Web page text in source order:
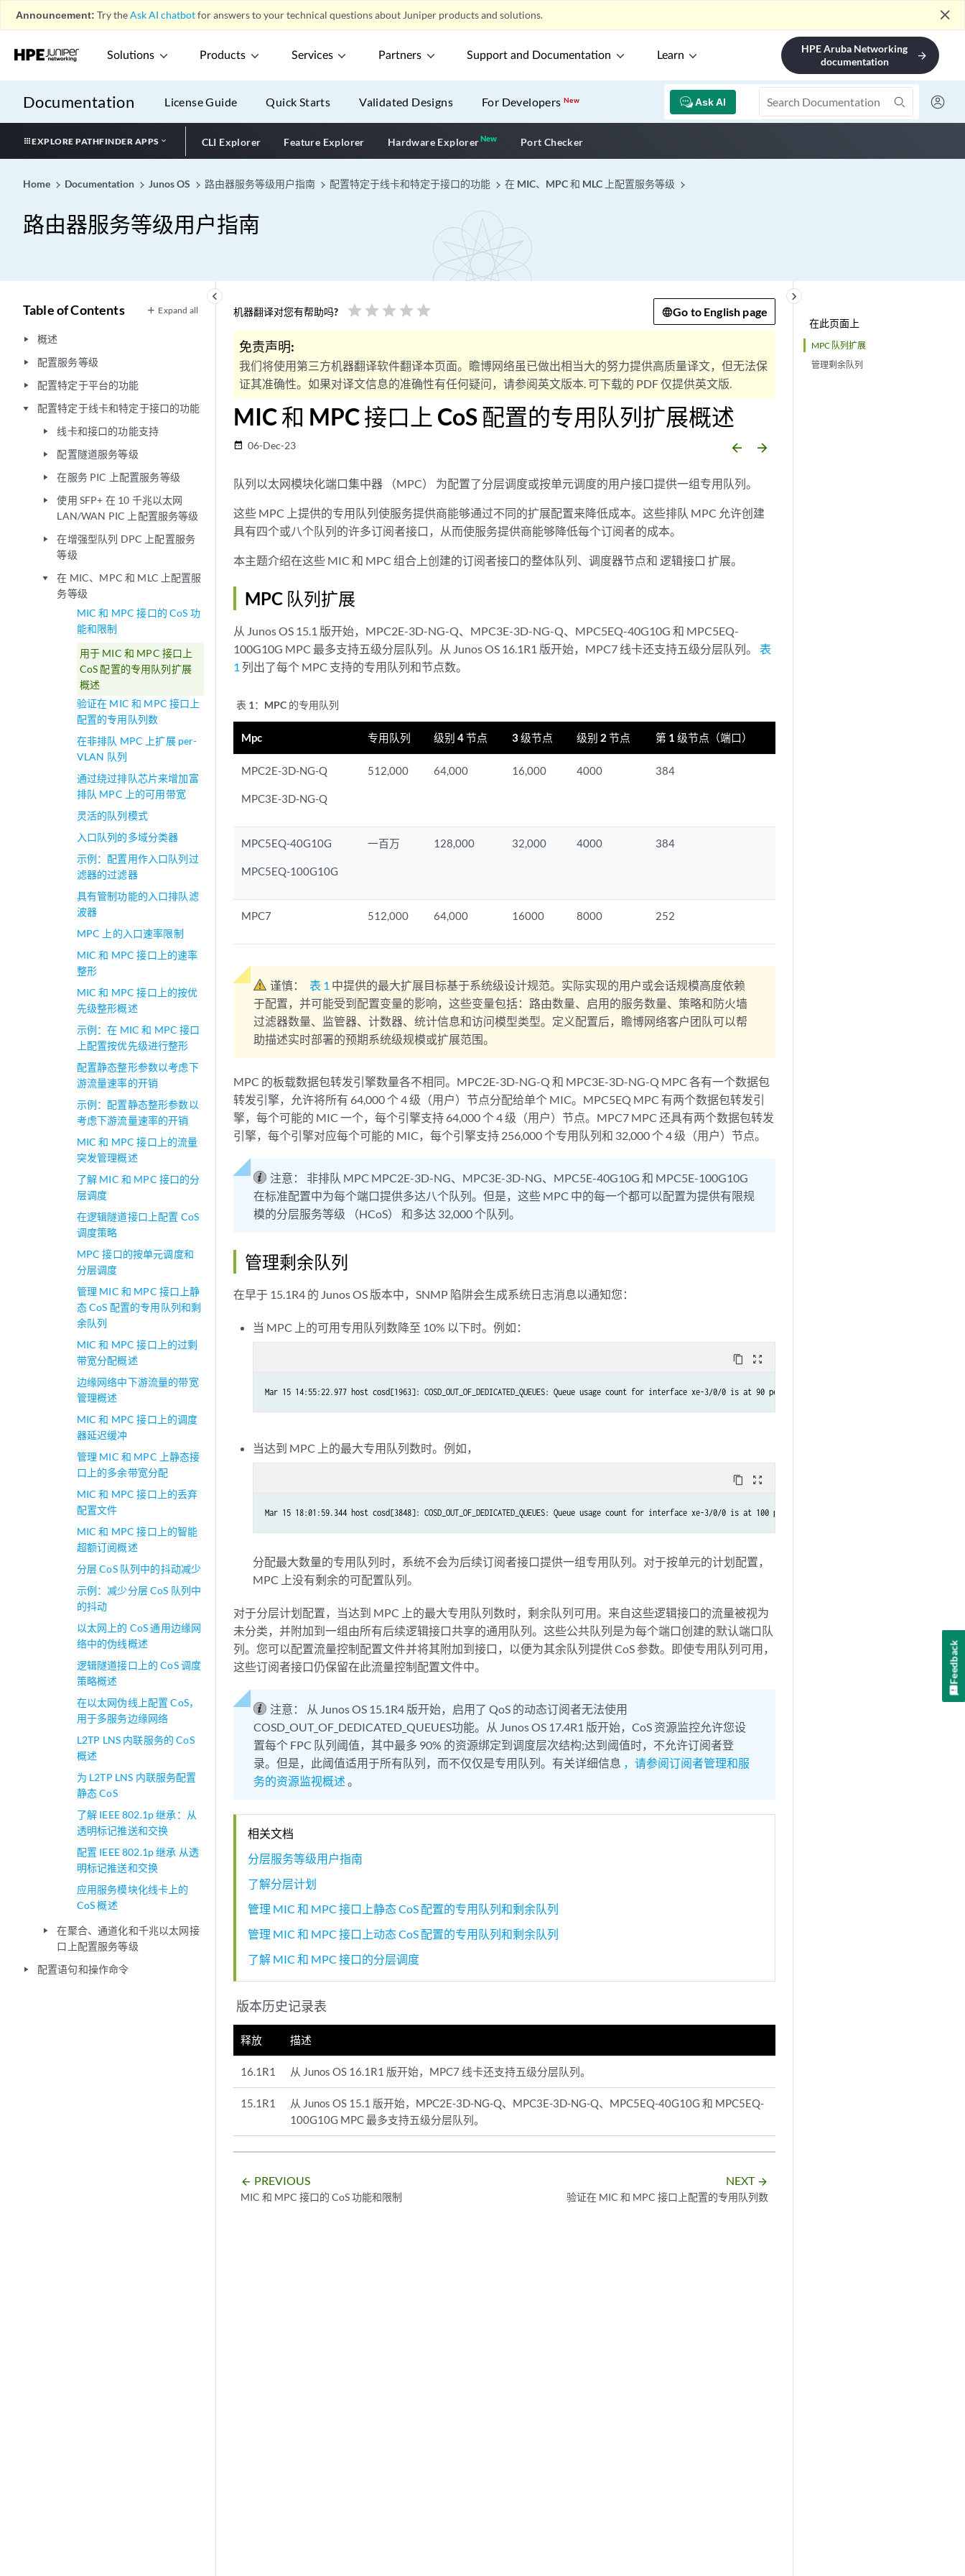
Announcement: Try theAsk AI chatbotfor answers to your technical questions about Juniper products and solutions. close
Solutions Products Services Partners Support and Documentation Learn
HPE Aruba Networking
documentation
arrow_forward
Documentation Ask AI
License Guide Quick Starts Validated Designs For DevelopersNew
EXPLORE PATHFINDER APPS CLI Explorer Feature Explorer Hardware ExplorerNewNew application
Port Checker
Home Documentation Junos OS 路由器服务等级用户指南 配置特定于线卡和特定于接口的功能 在 MIC、MPC 和 MLC 上配置服务等级
路由器服务等级用户指南
keyboard_arrow_left
Table of Contents Expand all
play_arrow 概述
play_arrow 配置服务等级
play_arrow 配置特定于平台的功能
play_arrow 配置特定于线卡和特定于接口的功能
play_arrow 线卡和接口的功能支持
play_arrow 配置隧道服务等级
play_arrow 在服务 PIC 上配置服务等级
play_arrow
使用 SFP+ 在 10 千兆以太网
LAN/WAN PIC 上配置服务等级
play_arrow
在增强型队列 DPC 上配置服务
等级
play_arrow
在 MIC、MPC 和 MLC 上配置服
务等级
MIC 和 MPC 接口的 CoS 功
能和限制
用于 MIC 和 MPC 接口上
CoS 配置的专用队列扩展
概述
验证在 MIC 和 MPC 接口上
配置的专用队列数
在非排队 MPC 上扩展 per-
VLAN 队列
通过绕过排队芯片来增加富
排队 MPC 上的可用带宽
灵活的队列模式
入口队列的多域分类器
示例：配置用作入口队列过
滤器的过滤器
具有管制功能的入口排队滤
波器
MPC 上的入口速率限制
MIC 和 MPC 接口上的速率
整形
MIC 和 MPC 接口上的按优
先级整形概述
示例：在 MIC 和 MPC 接口
上配置按优先级进行整形
配置静态整形参数以考虑下
游流量速率的开销
示例：配置静态整形参数以
考虑下游流量速率的开销
MIC 和 MPC 接口上的流量
突发管理概述
了解 MIC 和 MPC 接口的分
层调度
在逻辑隧道接口上配置 CoS
调度策略
MPC 接口的按单元调度和
分层调度
管理 MIC 和 MPC 接口上静
态 CoS 配置的专用队列和剩
余队列
MIC 和 MPC 接口上的过剩
带宽分配概述
边缘网络中下游流量的带宽
管理概述
MIC 和 MPC 接口上的调度
器延迟缓冲
管理 MIC 和 MPC 上静态接
口上的多余带宽分配
MIC 和 MPC 接口上的丢弃
配置文件
MIC 和 MPC 接口上的智能
超额订阅概述
分层 CoS 队列中的抖动减少
示例：减少分层 CoS 队列中
的抖动
以太网上的 CoS 通用边缘网
络中的伪线概述
逻辑隧道接口上的 CoS 调度
策略概述
在以太网伪线上配置 CoS，
用于多服务边缘网络
L2TP LNS 内联服务的 CoS
概述
为 L2TP LNS 内联服务配置
静态 CoS
了解 IEEE 802.1p 继承：从
透明标记推送和交换
配置 IEEE 802.1p 继承 从透
明标记推送和交换
应用服务模块化线卡上的
CoS 概述
play_arrow
在聚合、通道化和千兆以太网接
口上配置服务等级
play_arrow 配置语句和操作命令
在此页面上
MPC 队列扩展
管理剩余队列
keyboard_arrow_right
机器翻译对您有帮助吗? star star star star star Go to English page
免责声明:
我们将使用第三方机器翻译软件翻译本页面。瞻博网络虽已做出相当大的努力提供高质量译文，但无法保
证其准确性。如果对译文信息的准确性有任何疑问，请参阅英文版本. 可下载的 PDF 仅提供英文版.
MIC 和 MPC 接口上 CoS 配置的专用队列扩展概述
date_range 06-Dec-23 arrow_backward arrow_forward
队列以太网模块化端口集中器 （MPC） 为配置了分层调度或按单元调度的用户接口提供一组专用队列。
这些 MPC 上提供的专用队列使服务提供商能够通过不同的扩展配置来降低成本。这些排队 MPC 允许创建
具有四个或八个队列的许多订阅者接口，从而使服务提供商能够降低每个订阅者的成本。
本主题介绍在这些 MIC 和 MPC 组合上创建的订阅者接口的整体队列、调度器节点和 逻辑接口 扩展。
MPC 队列扩展
从 Junos OS 15.1 版开始，MPC2E-3D-NG-Q、MPC3E-3D-NG-Q、MPC5EQ-40G10G 和 MPC5EQ-
100G10G MPC 最多支持五级分层队列。从 Junos OS 16.1R1 版开始，MPC7 线卡还支持五级分层队列。 表
1 列出了每个 MPC 支持的专用队列和节点数。
表 1： MPC 的专用队列
Mpc 专用队列 级别 4 节点 3 级节点 级别 2 节点 第 1 级节点（端口）
MPC2E-3D-NG-Q
MPC3E-3D-NG-Q
512,000 64,000 16,000 4000 384
MPC5EQ-40G10G
MPC5EQ-100G10G
一百万 128,000 32,000 4000 384
MPC7 512,000 64,000 16000 8000 252
谨慎： 表 1 中提供的最大扩展目标基于系统级设计规范。实际实现的用户或会话规模高度依赖
于配置，并可能受到配置变量的影响，这些变量包括：路由数量、启用的服务数量、策略和防火墙
过滤器数量、监管器、计数器、统计信息和访问模型类型。定义配置后，瞻博网络客户团队可以帮
助描述实时部署的预期系统级规模或扩展范围。
MPC 的板载数据包转发引擎数量各不相同。MPC2E-3D-NG-Q 和 MPC3E-3D-NG-Q MPC 各有一个数据包
转发引擎，允许将所有 64,000 个 4 级（用户）节点分配给单个 MIC。MPC5EQ MPC 有两个数据包转发引
擎，每个可能的 MIC 一个，每个引擎支持 64,000 个 4 级（用户）节点。MPC7 MPC 还具有两个数据包转发
引擎，每个引擎对应每个可能的 MIC，每个引擎支持 256,000 个专用队列和 32,000 个 4 级（用户）节点。
注意：
非排队 MPC MPC2E-3D-NG、MPC3E-3D-NG、MPC5E-40G10G 和 MPC5E-100G10G
在标准配置中为每个端口提供多达八个队列。但是，这些 MPC 中的每一个都可以配置为提供有限规
模的分层服务等级 （HCoS） 和多达 32,000 个队列。
管理剩余队列
在早于 15.1R4 的 Junos OS 版本中，SNMP 陷阱会生成系统日志消息以通知您：
当 MPC 上的可用专用队列数降至 10% 以下时。例如：
content_copy zoom_out_map
Mar 15 14:55:22.977 host cosd[1963]: COSD_OUT_OF_DEDICATED_QUEUES: Queue usage count for interface xe-3/0/0 is at 90 percent
当达到 MPC 上的最大专用队列数时。例如，
content_copy zoom_out_map
Mar 15 18:01:59.344 host cosd[3848]: COSD_OUT_OF_DEDICATED_QUEUES: Queue usage count for interface xe-3/0/0 is at 100 percent.
分配最大数量的专用队列时，系统不会为后续订阅者接口提供一组专用队列。对于按单元的计划配置，
MPC 上没有剩余的可配置队列。
对于分层计划配置，当达到 MPC 上的最大专用队列数时，剩余队列可用。来自这些逻辑接口的流量被视为
未分类，并附加到一组由所有后续逻辑接口共享的通用队列。这些公共队列是为每个端口创建的默认端口队
列。您可以配置流量控制配置文件并将其附加到接口，以便为其余队列提供 CoS 参数。即使专用队列可用，
这些订阅者接口仍保留在此流量控制配置文件中。
注意：
从 Junos OS 15.1R4 版开始，启用了 QoS 的动态订阅者无法使用
COSD_OUT_OF_DEDICATED_QUEUES功能。从 Junos OS 17.4R1 版开始，CoS 资源监控允许您设
置每个 FPC 队列阈值，其中最多 90% 的资源绑定到调度层次结构;达到阈值时，不允许订阅者登
录。但是，此阈值适用于所有队列，而不仅仅是专用队列。有关详细信息 ，请参阅订阅者管理和服
务的资源监视概述 。
相关文档
分层服务等级用户指南
了解分层计划
管理 MIC 和 MPC 接口上静态 CoS 配置的专用队列和剩余队列
管理 MIC 和 MPC 接口上动态 CoS 配置的专用队列和剩余队列
了解 MIC 和 MPC 接口的分层调度
版本历史记录表
释放 描述
16.1R1 从 Junos OS 16.1R1 版开始，MPC7 线卡还支持五级分层队列。
15.1R1
从 Junos OS 15.1 版开始，MPC2E-3D-NG-Q、MPC3E-3D-NG-Q、MPC5EQ-40G10G 和 MPC5EQ-
100G10G MPC 最多支持五级分层队列。
arrow_backward PREVIOUS
MIC 和 MPC 接口的 CoS 功能和限制
NEXT arrow_forward
验证在 MIC 和 MPC 接口上配置的专用队列数
Feedback